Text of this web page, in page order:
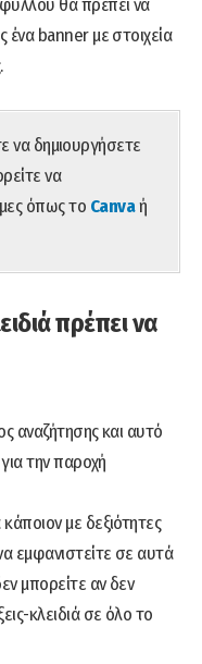
θα πρέπει να
banner με στοιχεία
να δημιουργήσετε
να
όπως το Canvaή
πρέπει να
αναζήτησης και αυτό
για την παροχή
με δεξιότητες
εμφανιστείτε σε αυτά
μπορείτε αν δεν
κλειδιά σε όλο το